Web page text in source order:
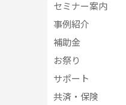
セミナー案内
事例紹介
補助金
お祭り
サポート
共済・保険